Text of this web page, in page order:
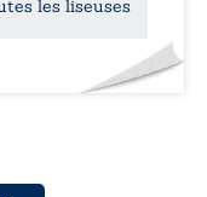
les liseuses